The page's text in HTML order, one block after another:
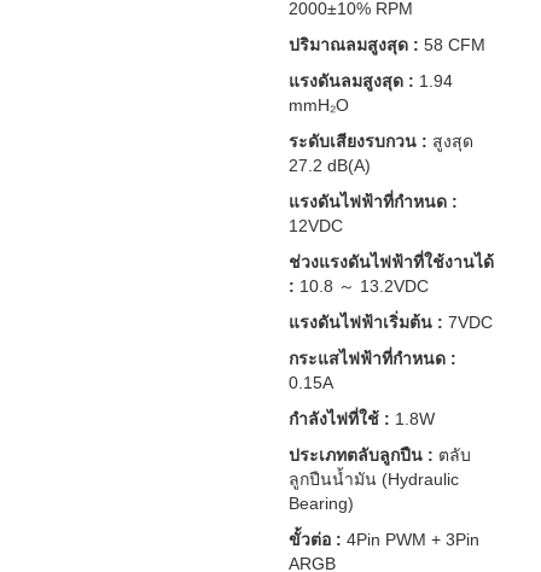
2000±10% RPM
ปริมาณลมสูงสุด : 58 CFM
แรงดันลมสูงสุด : 1.94
mmH₂O
ระดับเสียงรบกวน : สูงสุด
27.2 dB(A)
แรงดันไฟฟ้าที่กำหนด :
12VDC
ช่วงแรงดันไฟฟ้าที่ใช้งานได้
: 10.8 ～ 13.2VDC
แรงดันไฟฟ้าเริ่มต้น : 7VDC
กระแสไฟฟ้าที่กำหนด :
0.15A
กำลังไฟที่ใช้ : 1.8W
ประเภทตลับลูกปืน : ตลับ
ลูกปืนน้ำมัน (Hydraulic
Bearing)
ขั้วต่อ : 4Pin PWM + 3Pin
ARGB